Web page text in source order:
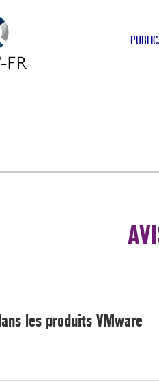
les produits VMware